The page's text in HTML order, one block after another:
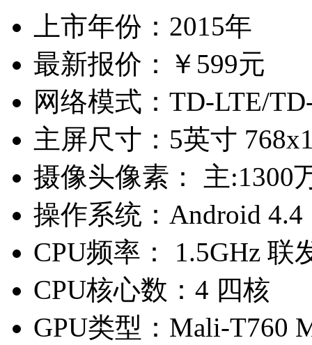
上市年份： 2015年
最新报价：
￥599元
网络模式： TD-LTE/
主屏尺寸： 5英寸
摄像头像素：
主:1300
操作系统： Android 4.4
CPU频率：
1.5GHz 联
CPU核心数： 4 四核
GPU类型： Mali-T760